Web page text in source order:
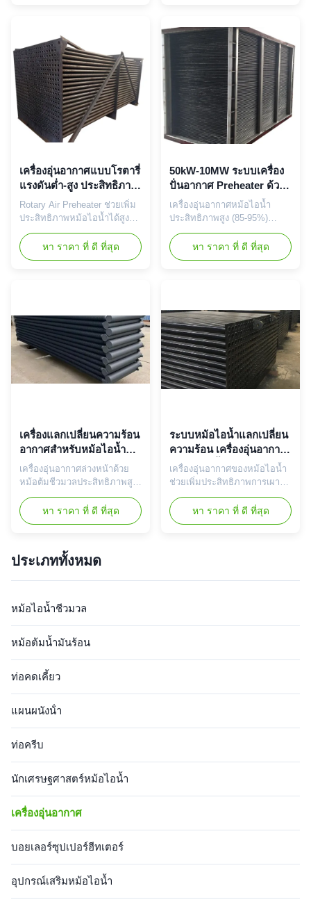
พร้อมรับประกันความทนทาน
ในสภาพแวดล้อมที่รุนแรง
และงานประหยัดพลังงาน
เครื่องอุ่นอากาศแบบโรตารี่
แรงดันต่ำ-สูง ประสิทธิภาพ
การถ่ายเทความร้อนสูง
Rotary Air Preheater ช่วยเพิ่ม
ประสิทธิภาพหม้อไอน้ำได้สูงถึง
85% ด้วยโลหะผสมทนความ
ร้อน นำเสนอไดรฟ์ไฟฟ้า การ
ปิดผนึกการรั่วไหลต่ำ และการ
หา ราคา ที่ ดี ที่สุด
50kW-10MW ระบบเครื่อง
ปั่นอากาศ Preheater ด้วย
Q345R การก่อสร้างแผ่น
เหล็ก
เครื่องอุ่นอากาศหม้อไอน้ำ
ประสิทธิภาพสูง (85-95%)
พร้อมโครงสร้างเหล็ก Q345R
ลดการสิ้นเปลืองน้ำมันเชื้อเพลิง
ทนทานต่ออุณหภูมิ 600°C และ
หา ราคา ที่ ดี ที่สุด
เครื่องแลกเปลี่ยนความร้อน
อากาศสำหรับหม้อไอน้ำชีว
มวลสำหรับระบบเผาไหม้
พลังงานสะอาดพร้อมการ
เครื่องอุ่นอากาศล่วงหน้าด้วย
หม้อต้มชีวมวลประสิทธิภาพสูง
(85-92%) สำหรับเศษไม้และ
ของเสียทางการเกษตร
โครงสร้างเหล็ก Q345R
การสิ้นเปลืองเชื้อเพลิงและการ
ปล่อยมลพิษ กำลังการผลิตแบบ
หา ราคา ที่ ดี ที่สุด
ระบบหม้อไอน้ำแลกเปลี่ยน
ความร้อน เครื่องอุ่นอากาศ
ในหม้อไอน้ำพร้อม
โครงสร้างทนการกัดกร่อน
เครื่องอุ่นอากาศของหม้อไอน้ำ
ช่วยเพิ่มประสิทธิภาพการเผา
ไหม้ด้วยโครงสร้างเหล็กที่ทน
ต่ออุณหภูมิสูง/ทนต่อการ
กัดกร่อน นำเสนอการควบคุม
หา ราคา ที่ ดี ที่สุด
ประเภททั้งหมด
หม้อไอน้ำชีวมวล
หม้อต้มน้ำมันร้อน
ท่อคดเคี้ยว
แผนผนังน้ํา
ท่อครีบ
นักเศรษฐศาสตร์หม้อไอน้ำ
เครื่องอุ่นอากาศ
บอยเลอร์ซุปเปอร์ฮีทเตอร์
อุปกรณ์เสริมหม้อไอน้ำ